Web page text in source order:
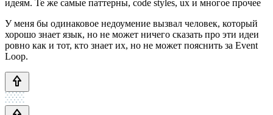
идеям. Те же самые паттерны, code styles, ux и многое прочее
У меня бы одинаковое недоумение вызвал человек, который
хорошо знает язык, но не может ничего сказать про эти идеи
ровно как и тот, кто знает их, но не может пояснить за Event
Loop.